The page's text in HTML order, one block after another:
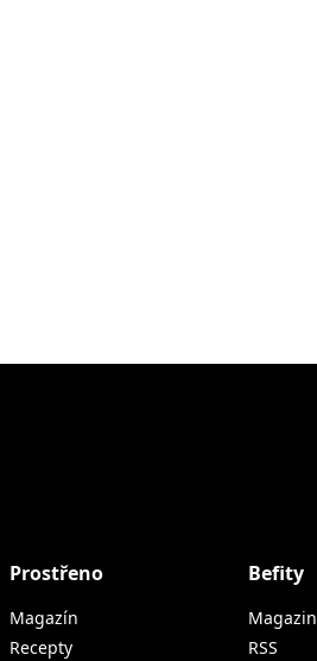
Prostřeno
Magazín
Recepty
Befity
Magazin
RSS